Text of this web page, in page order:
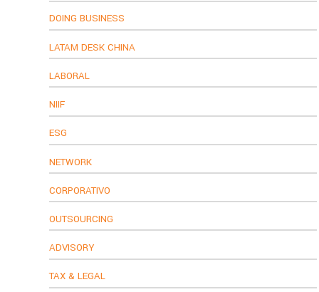
DOING BUSINESS
LATAM DESK CHINA
LABORAL
NIIF
ESG
NETWORK
CORPORATIVO
OUTSOURCING
ADVISORY
TAX & LEGAL